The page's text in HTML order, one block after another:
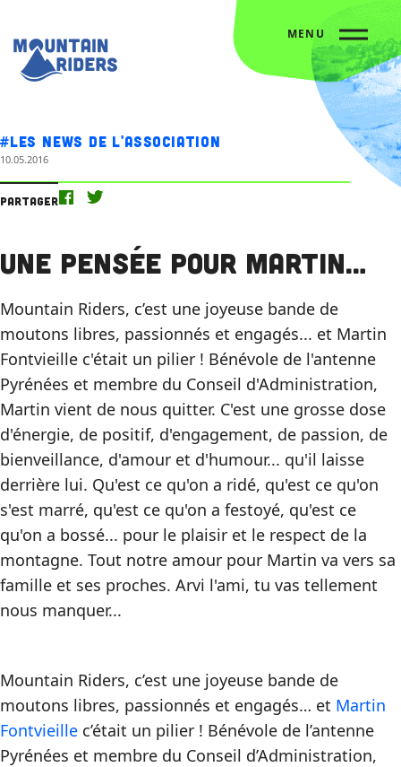
MENU
#Les news de l'association
10.05.2016
Partager
Une pensée pour Martin…
Mountain Riders, c’est une joyeuse bande de
moutons libres, passionnés et engagés... et Martin
Fontvieille c'était un pilier ! Bénévole de l'antenne
Pyrénées et membre du Conseil d'Administration,
Martin vient de nous quitter. C'est une grosse dose
d'énergie, de positif, d'engagement, de passion, de
bienveillance, d'amour et d'humour... qu'il laisse
derrière lui. Qu'est ce qu'on a ridé, qu'est ce qu'on
s'est marré, qu'est ce qu'on a festoyé, qu'est ce
qu'on a bossé... pour le plaisir et le respect de la
montagne. Tout notre amour pour Martin va vers sa
famille et ses proches. Arvi l'ami, tu vas tellement
nous manquer...
Mountain Riders, c’est une joyeuse bande de
moutons libres, passionnés et engagés… et Martin
Fontvieille c’était un pilier ! Bénévole de l’antenne
Pyrénées et membre du Conseil d’Administration,